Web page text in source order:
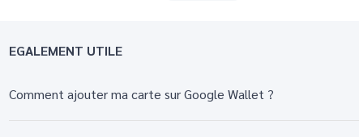
EGALEMENT UTILE
Comment ajouter ma carte sur Google Wallet ?